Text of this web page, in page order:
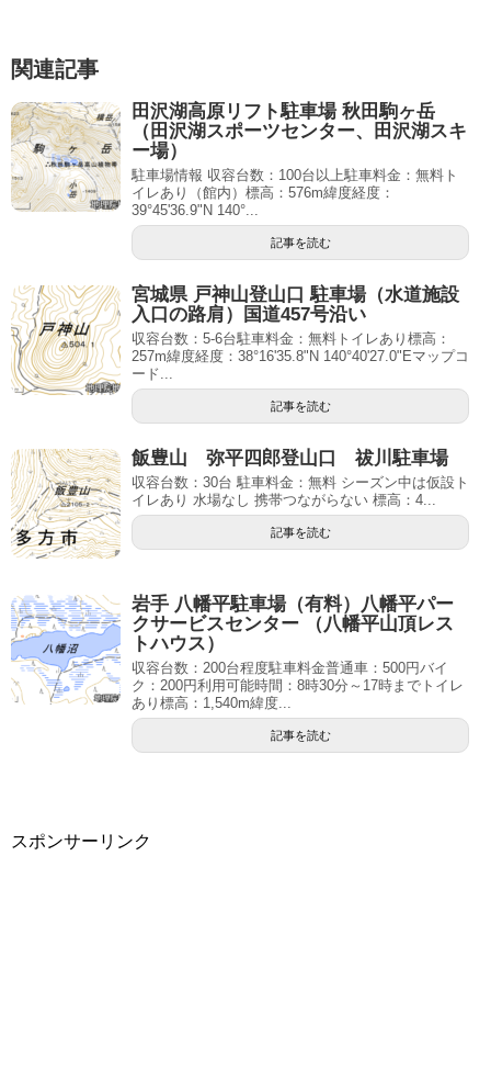
関連記事
田沢湖高原リフト駐車場 秋田駒ヶ岳
（田沢湖スポーツセンター、田沢湖スキ
ー場）
駐車場情報 収容台数：100台以上駐車料金：無料ト
イレあり（館内）標高：576m緯度経度：
39°45'36.9"N 140°...
記事を読む
宮城県 戸神山登山口 駐車場（水道施設
入口の路肩）国道457号沿い
収容台数：5-6台駐車料金：無料トイレあり標高：
257m緯度経度：38°16'35.8"N 140°40'27.0"Eマップコ
ード...
記事を読む
飯豊山 弥平四郎登山口 祓川駐車場
収容台数：30台 駐車料金：無料 シーズン中は仮設ト
イレあり 水場なし 携帯つながらない 標高：4...
記事を読む
岩手 八幡平駐車場（有料）八幡平パー
クサービスセンター （八幡平山頂レス
トハウス）
収容台数：200台程度駐車料金普通車：500円バイ
ク：200円利用可能時間：8時30分～17時までトイレ
あり標高：1,540m緯度...
記事を読む
スポンサーリンク